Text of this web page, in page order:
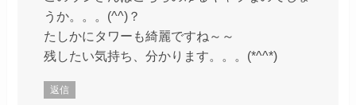
うか。。。(^^)？
たしかにタワーも綺麗ですね～～
残したい気持ち、分かります。。。(*^^*)
返信